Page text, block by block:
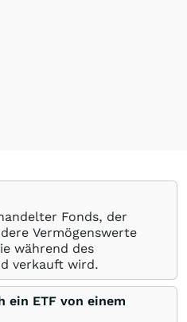
Fonds, der
Vermögenswerte
während des
verkauft wird.
ein ETF von einem